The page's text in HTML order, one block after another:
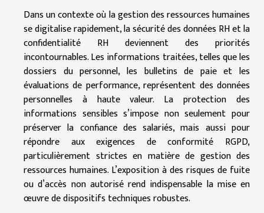
Dans un contexte où la gestion des ressources humaines
se digitalise rapidement, la sécurité des données RH et la
confidentialité RH deviennent des priorités
incontournables. Les informations traitées, telles que les
dossiers du personnel, les bulletins de paie et les
évaluations de performance, représentent des données
personnelles à haute valeur. La protection des
informations sensibles s’impose non seulement pour
préserver la confiance des salariés, mais aussi pour
répondre aux exigences de conformité RGPD,
particulièrement strictes en matière de gestion des
ressources humaines. L’exposition à des risques de fuite
ou d’accès non autorisé rend indispensable la mise en
œuvre de dispositifs techniques robustes.